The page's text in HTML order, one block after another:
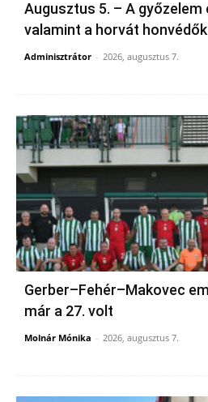
Augusztus 5. – A győzelem
valamint a horvát
Adminisztrátor - 2026, augusztus 7.
Gerber–Fehér–Makovec
már a 27. volt
Molnár Mónika - 2026, augusztus 7.